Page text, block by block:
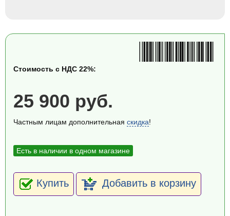
Стоимость с НДС 22%:
25 900 руб.
Частным лицам дополнительная скидка!
Есть в наличии в одном магазине
Купить Добавить в корзину